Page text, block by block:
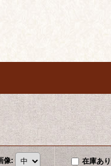
像: 在庫あり